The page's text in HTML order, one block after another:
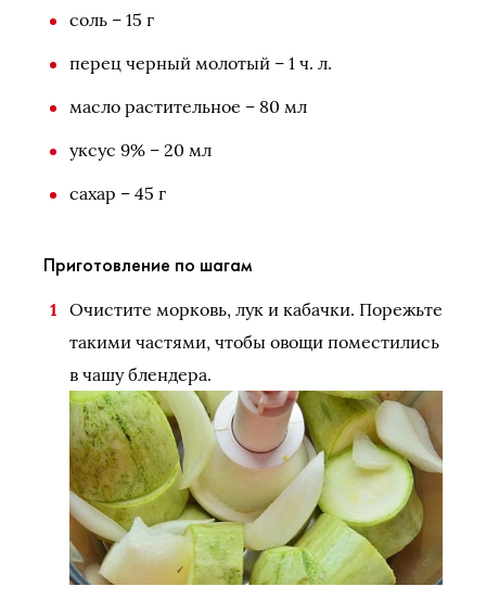
соль – 15 г
перец черный молотый – 1 ч. л.
масло растительное – 80 мл
уксус 9% – 20 мл
сахар – 45 г
Приготовление по шагам
Очистите морковь, лук и кабачки. Порежьте
такими частями, чтобы овощи поместились
в чашу блендера.